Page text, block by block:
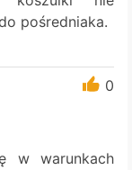
pośredniaka.
0
w warunkach